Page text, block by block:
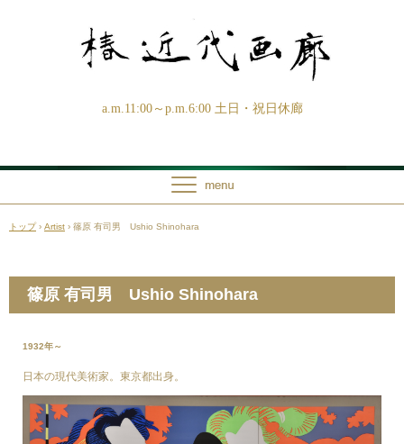
a.m.11:00～p.m.6:00 土日・祝日休廊
トップ › Artist › 篠原 有司男 Ushio Shinohara
篠原 有司男 Ushio Shinohara
1932年～
日本の現代美術家。東京都出身。